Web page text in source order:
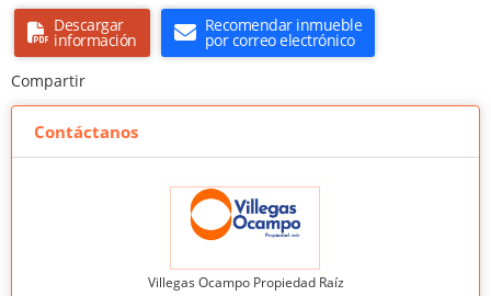
Descargar
información
Recomendar inmueble
por correo electrónico
Compartir
Contáctanos
Villegas Ocampo Propiedad Raíz